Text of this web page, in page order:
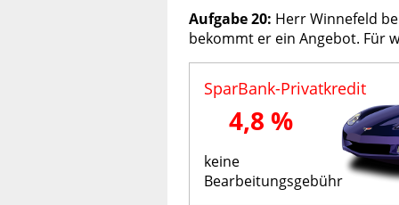
Aufgabe 20: Herr Winnefeld
bekommt er ein Angebot. Für
SparBank-Privatkredit
4,8 %
keine
Bearbeitungsgebühr